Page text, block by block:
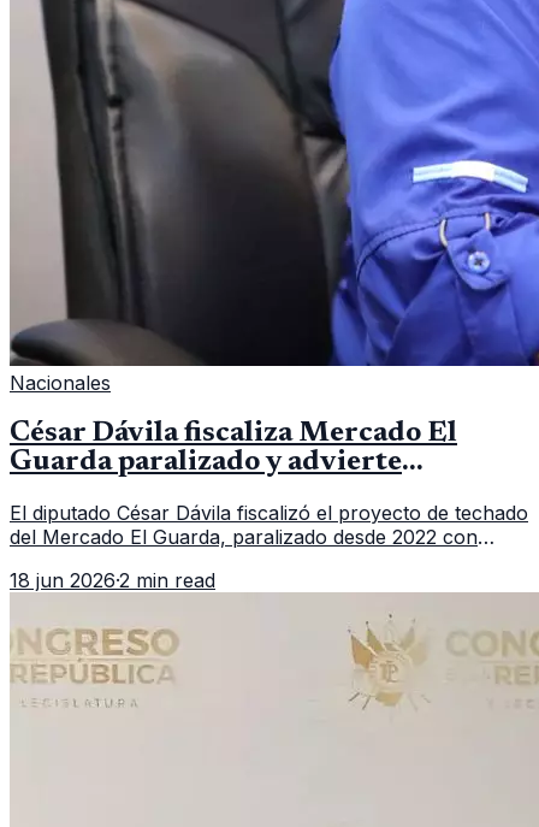
Nacionales
César Dávila fiscaliza Mercado El
Guarda paralizado y advierte
El diputado César Dávila fiscalizó el proyecto de techado
del Mercado El Guarda, paralizado desde 2022 con
presupuestaria del FSS.
18 jun 2026·2 min read